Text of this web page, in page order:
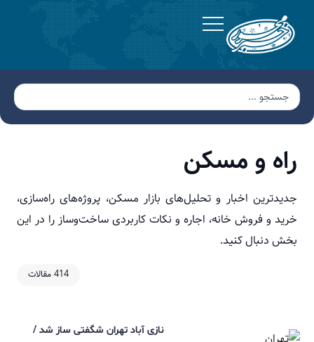
راه و مسکن
جدیدترین اخبار و تحلیل‌های بازار مسکن، پروژه‌های راه‌سازی،
خرید و فروش خانه، اجاره و نکات کاربردی ساخت‌وساز را در این
بخش دنبال کنید.
414 مقالات
نازی آباد تهران شگفتی ساز شد /